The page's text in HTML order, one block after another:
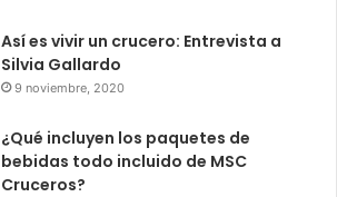
Así es vivir un crucero: Entrevista a
Silvia Gallardo
9 noviembre, 2020
¿Qué incluyen los paquetes de
bebidas todo incluido de MSC
Cruceros?